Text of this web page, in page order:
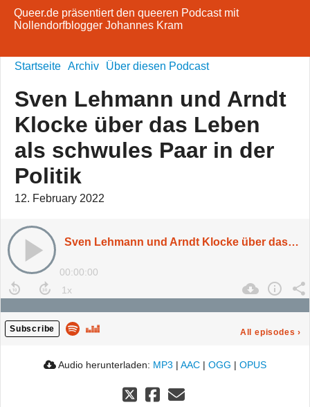
Queer.de präsentiert den queeren Podcast mit
Nollendorfblogger Johannes Kram
Startseite Archiv Über diesen Podcast
Sven Lehmann und Arndt
Klocke über das Leben
als schwules Paar in der
Politik
12. February 2022
Sven Lehmann und Arndt Klocke über das Leben als schwules Paar in der Politik
00:00:00
Subscribe All episodes ›
Audio herunterladen: MP3 | AAC | OGG | OPUS